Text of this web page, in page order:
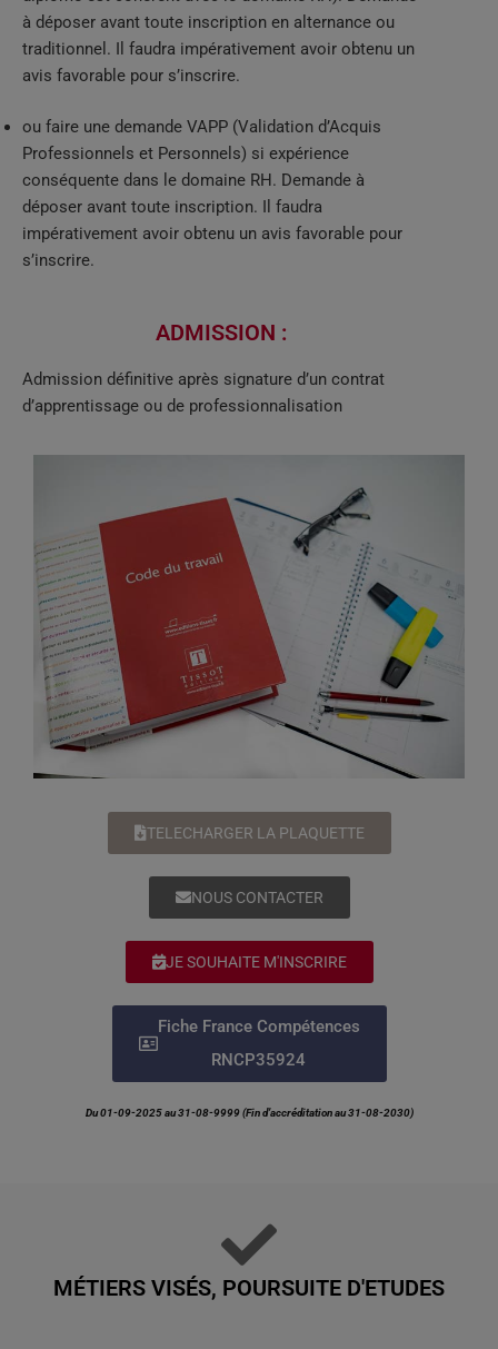
à déposer avant toute inscription en alternance ou
traditionnel. Il faudra impérativement avoir obtenu un
avis favorable pour s’inscrire.
ou faire une demande VAPP (Validation d’Acquis
Professionnels et Personnels) si expérience
conséquente dans le domaine RH. Demande à
déposer avant toute inscription. Il faudra
impérativement avoir obtenu un avis favorable pour
s’inscrire.
ADMISSION :
Admission définitive après signature d’un contrat
d’apprentissage ou de professionnalisation
TELECHARGER LA PLAQUETTE
NOUS CONTACTER
JE SOUHAITE M'INSCRIRE
Fiche France Compétences
RNCP35924
Du 01-09-2025 au 31-08-9999 (Fin d’accréditation au 31-08-2030)
MÉTIERS VISÉS, POURSUITE D'ETUDES